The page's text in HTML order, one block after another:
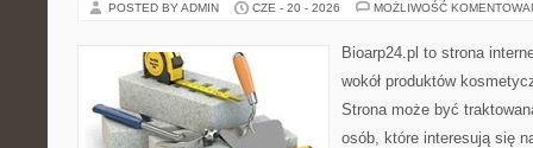
POSTED BY ADMIN CZE - 20 - 2026 MOŻLIWOŚĆ
Bioarp24.pl to strona
wokół produktów
Strona może być
osób, które interesują się